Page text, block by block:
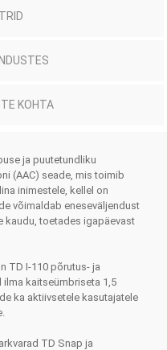
KOHTA
ja puutetundliku
(AAC) seade, mis toimib
inimestele, kellel on
võimaldab eneseväljendust
kaudu, toetades igapäevast
TD I-110 põrutus- ja
kaitseümbriseta 1,5
ka aktiivsetele kasutajatele
TD Snap ja